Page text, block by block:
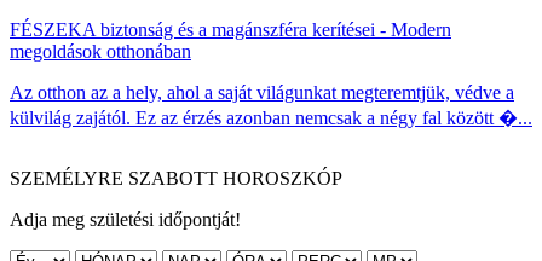
FÉSZEKA biztonság és a magánszféra kerítései - Modern
megoldások otthonában
Az otthon az a hely, ahol a saját világunkat megteremtjük, védve a
külvilág zajától. Ez az érzés azonban nemcsak a négy fal között �...
SZEMÉLYRE SZABOTT HOROSZKÓP
Adja meg születési időpontját!